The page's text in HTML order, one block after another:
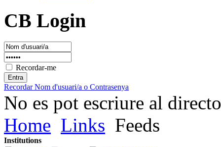
CB Login
Recordar-me
Recordar Nom d'usuari/a o Contrasenya
No es pot escriure al
Home Links Feeds
Institutions